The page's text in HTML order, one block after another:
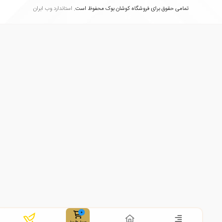
تمامی حقوق برای فروشگاه کوشان بوک محفوظ است.استاندارد وب ابران